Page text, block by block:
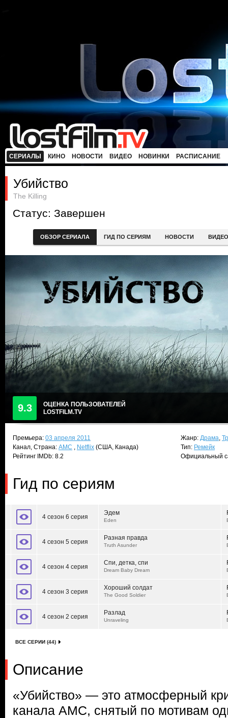
СЕРИАЛЫ КИНО НОВОСТИ ВИДЕО НОВИНКИ РАСПИСАНИЕ
Убийство
The Killing
Статус: Завершен
ОБЗОР СЕРИАЛА ГИД ПО СЕРИЯМ НОВОСТИ ВИДЕО
9.3
ОЦЕНКА ПОЛЬЗОВАТЕЛЕЙ
LOSTFILM.TV
Премьера: 03 апреля 2011
Канал, Страна: AMC , Netflix (США, Канада)
Рейтинг IMDb: 8.2
Жанр: Драма,
Тип: Ремейк
Официальный
Гид по сериям
4 сезон 6 серия
Эдем
Eden
4 сезон 5 серия
Разная правда
Truth Asunder
4 сезон 4 серия
Спи, детка, спи
Dream Baby Dream
4 сезон 3 серия
Хороший солдат
The Good Soldier
4 сезон 2 серия
Разлад
Unraveling
ВСЕ СЕРИИ (44)
Описание
«Убийство» — это атмосферный
канала AMC, снятый по мотивам